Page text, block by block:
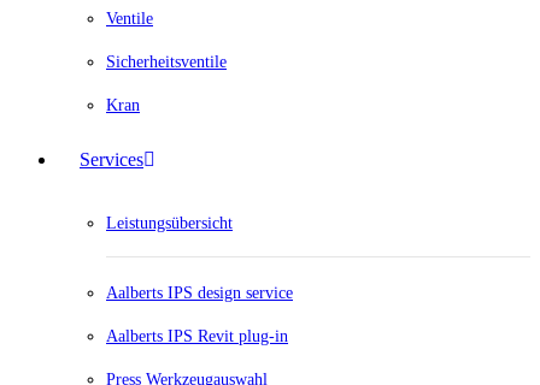
Ventile
Sicherheitsventile
Kran
Services
Leistungsübersicht
Aalberts IPS design service
Aalberts IPS Revit plug-in
Press Werkzeugauswahl